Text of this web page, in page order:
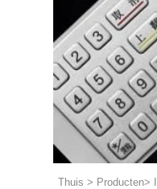
Thuis > Producten>